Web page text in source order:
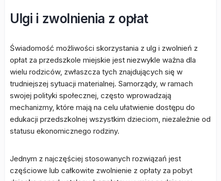
Ulgi i zwolnienia z opłat
Świadomość możliwości skorzystania z ulg i zwolnień z
opłat za przedszkole miejskie jest niezwykle ważna dla
wielu rodziców, zwłaszcza tych znajdujących się w
trudniejszej sytuacji materialnej. Samorządy, w ramach
swojej polityki społecznej, często wprowadzają
mechanizmy, które mają na celu ułatwienie dostępu do
edukacji przedszkolnej wszystkim dzieciom, niezależnie od
statusu ekonomicznego rodziny.
Jednym z najczęściej stosowanych rozwiązań jest
częściowe lub całkowite zwolnienie z opłaty za pobyt